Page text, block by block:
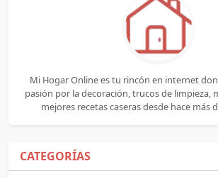
Mi Hogar Online es tu rincón en internet
pasión por la decoración, trucos de limpieza,
mejores recetas caseras desde hace más
CATEGORÍAS